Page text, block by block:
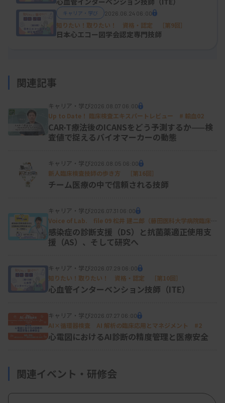
長（熊本大学病院病理診断科・病理部）
三上 芳喜氏
細胞検査士は、何千、何万という細胞の中から顕微
鏡を使って異常がある細胞を見つけ出す「スクリー
ニング」を行います。診断と治療に直結する検査で
すので、異常な細胞を見落とすようなことがあれ
ば、患者の不利益につながりかねません。
そのため、一次試験では、筆記試験により各種検体
の採取法や標本作製法、臓器の解剖学や悪性腫瘍の
病理学、さらに最近では分子遺伝学などに関する知
識を問う問題に加えて、カラープリントを用いた画
像を用いた問題を出題しています。さらに二次試験
では顕微鏡を用いた同定とスクリーニングの実技試
格率は例年一次、二次試験を通して最終的に4割程
度に過ぎない難易度の高い試験となっています。
れば受験できますが、実際の受験者は2～3年以上実
務経験を積んだうえで挑戦する受験者が多くを占め
—認定取得者には、どのような活躍を期待されてい
キャリア・学び 2026.06.24 06:00
知りたい！取りたい！ 資格・認定 ［第9回］
日本心エコー図学会認定専門技師
関連記事
キャリア・学び2026.08.07 06:00
Up to Date！ 臨床検査エキスパートレビュー # 輸血02
CAR-T療法後のICANSをどう予測するか——検
査値で捉えるバイオマーカーの動態
キャリア・学び2026.08.05 06:00
新人臨床検査技師の歩き方 ［第16回］
チーム医療の中で信頼される技師
キャリア・学び2026.07.31 06:00
Voice of Lab. file 09 松井 建二郎（藤田医科大学病院臨床検
査部微生物遺伝子検査室
）
感染症の診断支援（DS）と抗菌薬適正使用支
援（AS）、そして研究へ
キャリア・学び2026.07.29 06:00
知りたい！取りたい！ 資格・認定 ［第10回］
心血管インターベンション技師（ITE）
キャリア・学び2026.07.27 06:00
AI×循環器検査 AI 解析の臨床応用とマネジメント #2
心電図におけるAI診断の精度管理と医療安全
関連イベント・研修会